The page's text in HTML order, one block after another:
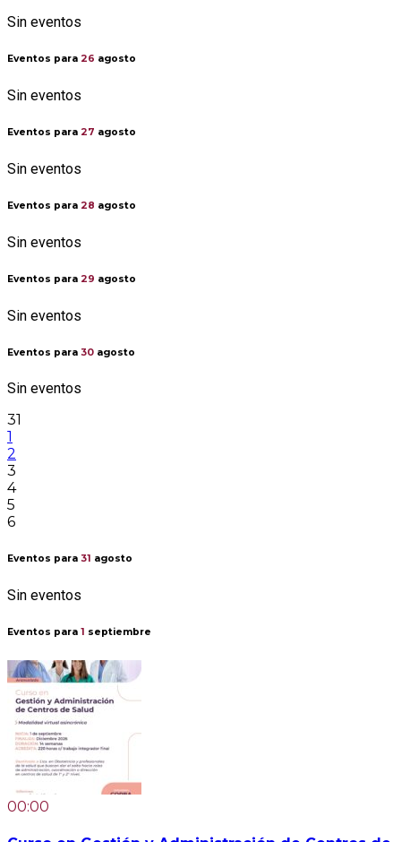
Sin eventos
Eventos para 26 agosto
Sin eventos
Eventos para 27 agosto
Sin eventos
Eventos para 28 agosto
Sin eventos
Eventos para 29 agosto
Sin eventos
Eventos para 30 agosto
Sin eventos
31
1
2
3
4
5
6
Eventos para 31 agosto
Sin eventos
Eventos para 1 septiembre
00:00